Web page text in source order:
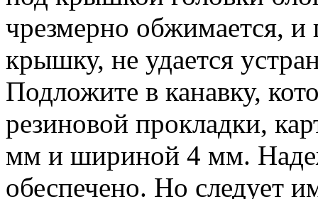
чрезмерно обжимается, и
крышку, не удается
Подложите в канавку,
резиновой прокладки,
мм и шириной 4 мм.
обеспечено. Но следует